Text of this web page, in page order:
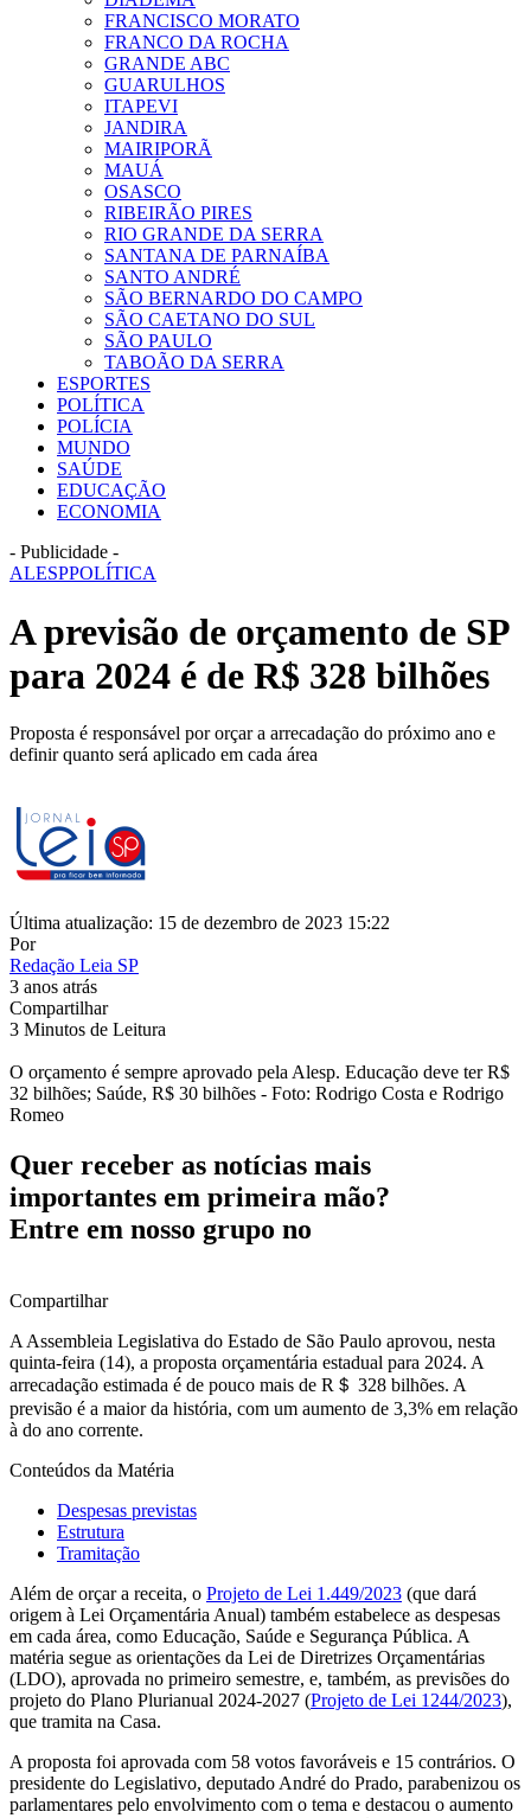
FRANCISCO MORATO
FRANCO DA ROCHA
GRANDE ABC
GUARULHOS
ITAPEVI
JANDIRA
MAIRIPORÃ
MAUÁ
OSASCO
RIBEIRÃO PIRES
RIO GRANDE DA SERRA
SANTANA DE PARNAÍBA
SANTO ANDRÉ
SÃO BERNARDO DO CAMPO
SÃO CAETANO DO SUL
SÃO PAULO
TABOÃO DA SERRA
ESPORTES
POLÍTICA
POLÍCIA
MUNDO
SAÚDE
EDUCAÇÃO
ECONOMIA
- Publicidade -
ALESPPOLÍTICA
A previsão de orçamento de SP
para 2024 é de R$ 328 bilhões
Proposta é responsável por orçar a arrecadação do próximo ano e
definir quanto será aplicado em cada área
Última atualização: 15 de dezembro de 2023 15:22
Por
Redação Leia SP
3 anos atrás
Compartilhar
3 Minutos de Leitura
O orçamento é sempre aprovado pela Alesp. Educação deve ter R$
32 bilhões; Saúde, R$ 30 bilhões - Foto: Rodrigo Costa e Rodrigo
Romeo
Quer receber as notícias mais
importantes em primeira mão?
Entre em nosso grupo no
Compartilhar
A Assembleia Legislativa do Estado de São Paulo aprovou, nesta
quinta-feira (14), a proposta orçamentária estadual para 2024. A
arrecadação estimada é de pouco mais de R＄ 328 bilhões. A
previsão é a maior da história, com um aumento de 3,3% em relação
à do ano corrente.
Conteúdos da Matéria
Despesas previstas
Estrutura
Tramitação
Além de orçar a receita, o Projeto de Lei 1.449/2023 (que dará
origem à Lei Orçamentária Anual) também estabelece as despesas
em cada área, como Educação, Saúde e Segurança Pública. A
matéria segue as orientações da Lei de Diretrizes Orçamentárias
(LDO), aprovada no primeiro semestre, e, também, as previsões do
projeto do Plano Plurianual 2024-2027 (Projeto de Lei 1244/2023),
que tramita na Casa.
A proposta foi aprovada com 58 votos favoráveis e 15 contrários. O
presidente do Legislativo, deputado André do Prado, parabenizou os
parlamentares pelo envolvimento com o tema e destacou o aumento